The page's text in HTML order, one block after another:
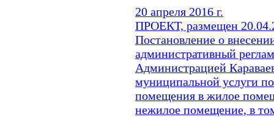
20 апреля 2016 г.
ПРОЕКТ, размещен
Постановление о
административный
Администрацией
муниципальной услуги
помещения в жилое
нежилое помещение, в